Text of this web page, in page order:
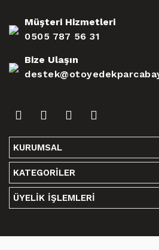
Müşteri Hizmetleri
0505 787 56 31
Bize Ulaşın
KURUMSAL
KATEGORİLER
ÜYELİK İŞLEMLERİ